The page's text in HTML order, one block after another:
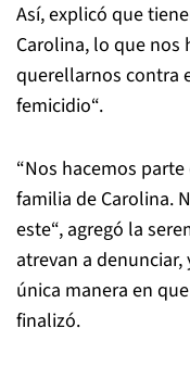
Así, explicó que
Carolina, lo que nos
querellarnos contra
femicidio“.
“Nos hacemos
familia de Carolina.
este“, agregó la
atrevan a
única manera en
finalizó.